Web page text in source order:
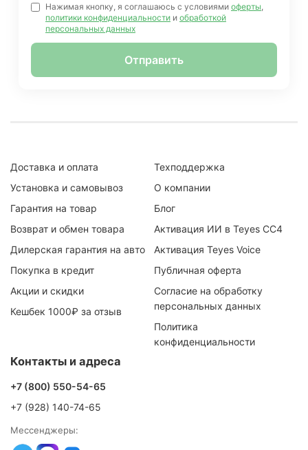
Нажимая кнопку, я соглашаюсь с условиями оферты
политики конфиденциальности и обработкой
персональных данных
Отправить
Доставка и оплата
Установка и самовывоз
Гарантия на товар
Возврат и обмен товара
Дилерская гарантия на авто
Покупка в кредит
Акции и скидки
Кешбек 1000₽ за отзыв
Техподдержка
О компании
Блог
Активация ИИ в Teyes CC4
Активация Teyes Voice
Публичная оферта
Согласие на обработку
персональных данных
Политика
конфиденциальности
Контакты и адреса
+7 (800) 550-54-65
+7 (928) 140-74-65
Мессенджеры: